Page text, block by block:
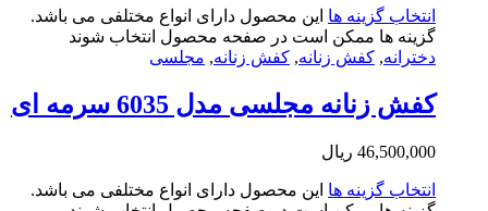
گزینه ها این محصول دارای انواع مختلفی می باشد.
ها ممکن است در صفحه محصول انتخاب شوند
کفش زنانه,کفش زنانه,مجلسی
زنانه مجلسی مدل 6035 سرمه ای
ریال
گزینه ها این محصول دارای انواع مختلفی می باشد.